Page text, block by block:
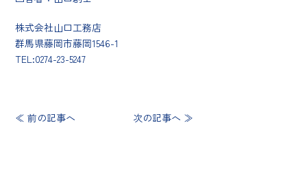
株式会社山口工務店
群馬県藤岡市藤岡1546-1
TEL:0274-23-5247
≪ 前の記事へ 次の記事へ ≫